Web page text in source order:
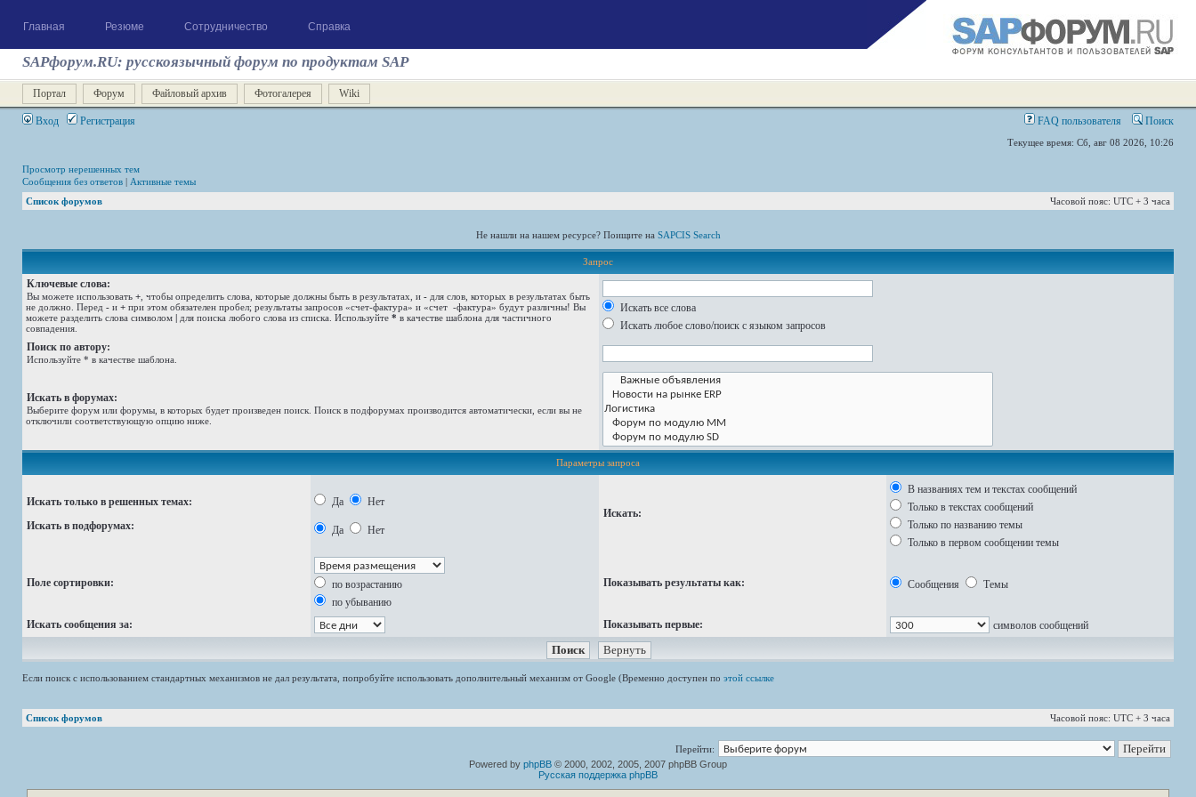
Главная Резюме Сотрудничество Справка
SAPфорум.RU: русскоязычный форум по продуктам SAP
Портал Форум Файловый архив Фотогалерея Wiki
Вход Регистрация FAQ пользователя Поиск
Текущее время: Сб, авг 08 2026, 10:26
Просмотр нерешенных тем
Сообщения без ответов | Активные темы
Список форумов
Часовой пояс: UTC + 3 часа
Не нашли на нашем ресурсе? Поищите на SAPCIS Search
Запрос
Ключевые слова:
Вы можете использовать + , чтобы определить слова, которые должны быть в результатах, и - для слов, которых в результатах быть
не должно. Перед - и + при этом обязателен пробел; результаты запросов «счет-фактура» и «счет -фактура» будут различны! Вы
можете разделить слова символом | для поиска любого слова из списка. Используйте * в качестве шаблона для частичного
совпадения.
Искать все слова
Искать любое слово/поиск с языком запросов
Поиск по автору:
Используйте * в качестве шаблона.
Искать в форумах:
Выберите форум или форумы, в которых будет произведен поиск. Поиск в подфорумах производится автоматически, если вы не
отключили соответствующую опцию ниже.
Параметры запроса
Искать только в решенных темах:
Искать в подфорумах:
Да Нет
Да Нет
Искать:
В названиях тем и текстах сообщений
Только в текстах сообщений
Только по названию темы
Только в первом сообщении темы
Поле сортировки:
по возрастанию
по убыванию
Показывать результаты как: Сообщения Темы
Искать сообщения за: Показывать первые: символов сообщений
Если поиск с использованием стандартных механизмов не дал результата, попробуйте использовать дополнительный механизм от Google (Временно доступен по этой ссылке
Список форумов Часовой пояс: UTC + 3 часа
Перейти:
Powered by phpBB © 2000, 2002, 2005, 2007 phpBB Group
Русская поддержка phpBB